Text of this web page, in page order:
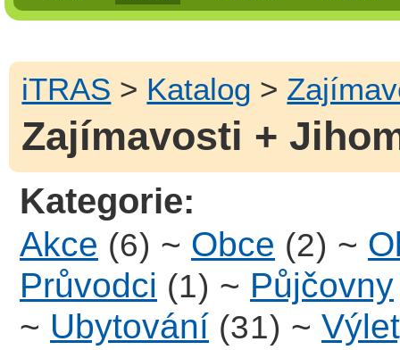
iTRAS > Katalog >
Zajímavosti +
Kategorie:
Akce (6) ~ Obce (2) ~
Průvodci (1) ~ Půjčovny
~ Ubytování (31) ~